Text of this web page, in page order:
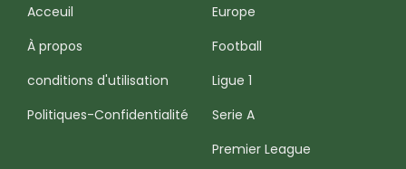
Acceuil
À propos
conditions d'utilisation
Politiques-Confidentialité
Europe
Football
Ligue 1
Serie A
Premier League